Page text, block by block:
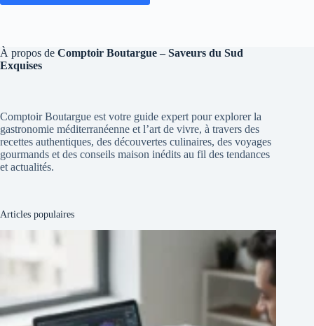
À propos de Comptoir Boutargue – Saveurs du Sud
Exquises
Comptoir Boutargue est votre guide expert pour explorer la
gastronomie méditerranéenne et l’art de vivre, à travers des
recettes authentiques, des découvertes culinaires, des voyages
gourmands et des conseils maison inédits au fil des tendances
et actualités.
Articles populaires